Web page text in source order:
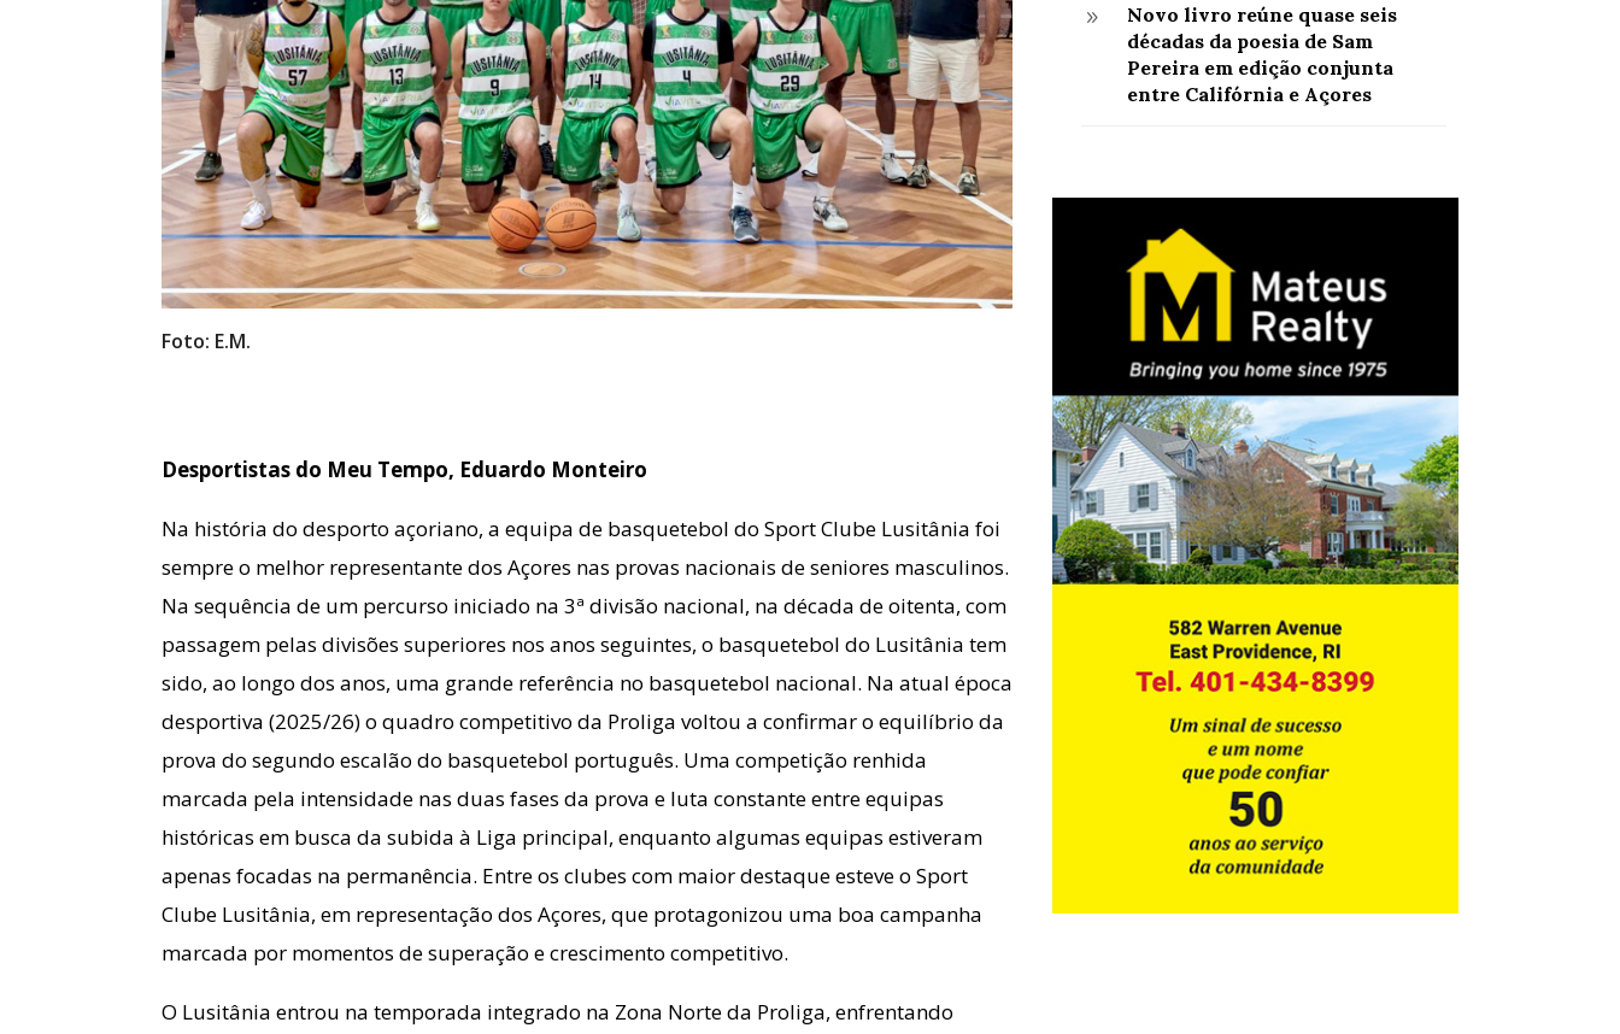
Foto: E.M.
Desportistas do Meu Tempo, Eduardo Monteiro
Na história do desporto açoriano, a equipa de basquetebol do Sport Clube Lusitânia foi
sempre o melhor representante dos Açores nas provas nacionais de seniores masculinos.
Na sequência de um percurso iniciado na 3ª divisão nacional, na década de oitenta, com
passagem pelas divisões superiores nos anos seguintes, o basquetebol do Lusitânia tem
sido, ao longo dos anos, uma grande referência no basquetebol nacional. Na atual época
desportiva (2025/26) o quadro competitivo da Proliga voltou a confirmar o equilíbrio da
prova do segundo escalão do basquetebol português. Uma competição renhida
marcada pela intensidade nas duas fases da prova e luta constante entre equipas
históricas em busca da subida à Liga principal, enquanto algumas equipas estiveram
apenas focadas na permanência. Entre os clubes com maior destaque esteve o Sport
Clube Lusitânia, em representação dos Açores, que protagonizou uma boa campanha
marcada por momentos de superação e crescimento competitivo.
O Lusitânia entrou na temporada integrado na Zona Norte da Proliga, enfrentando
9
Novo livro reúne quase seis
décadas da poesia de Sam
Pereira em edição conjunta
entre Califórnia e Açores